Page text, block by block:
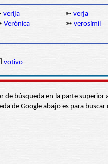
verija ➳ verja
Verónica ➳ verosímil
votivo
de búsqueda en la parte superior
de Google abajo es para